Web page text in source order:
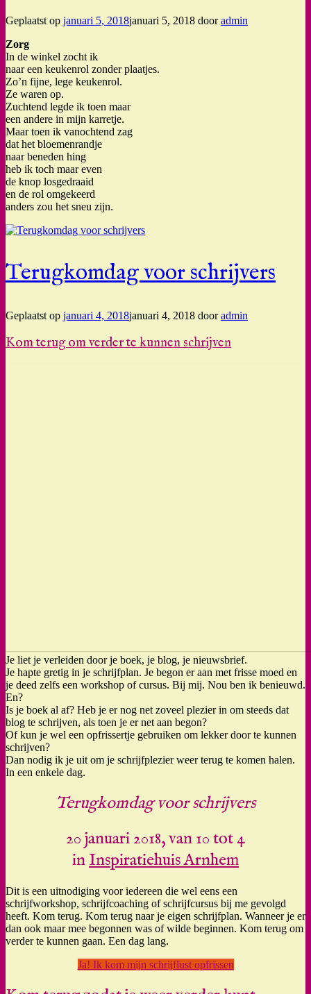
Geplaatst op januari 5, 2018januari 5, 2018 dooradmin
Zorg
In de winkel zocht ik
naar een keukenrol zonder plaatjes.
Zo’n fijne, lege keukenrol.
Ze waren op.
Zuchtend legde ik toen maar
een andere in mijn karretje.
Maar toen ik vanochtend zag
dat het bloemenrandje
naar beneden hing
heb ik toch maar even
de knop losgedraaid
en de rol omgekeerd
anders zou het sneu zijn.
Terugkomdag voor schrijvers
Geplaatst op januari 4, 2018januari 4, 2018 dooradmin
Kom terug om verder te kunnen schrijven
Je liet je verleiden door je boek, je blog, je nieuwsbrief.
Je hapte gretig in je schrijfplan. Je begon er aan met frisse moed en
je deed zelfs een workshop of cursus. Bij mij. Nou ben ik benieuwd.
En?
Is je boek al af? Heb je er nog net zoveel plezier in om steeds dat
blog te schrijven, als toen je er net aan begon?
Of kun je wel een opfrissertje gebruiken om lekker door te kunnen
schrijven?
Dan nodig ik je uit om je schrijfplezier weer terug te komen halen.
In een enkele dag.
Terugkomdag voor schrijvers
20 januari 2018, van 10 tot 4
inInspiratiehuis Arnhem
Dit is een uitnodiging voor iedereen die wel eens een
schrijfworkshop, schrijfcoaching of schrijfcursus bij me gevolgd
heeft. Kom terug. Kom terug naar je eigen schrijfplan. Wanneer je er
dan ook maar mee begonnen was of wilde beginnen. Kom terug om
verder te kunnen gaan. Een dag lang.
Ja! Ik kom mijn schrijflust opfrissen